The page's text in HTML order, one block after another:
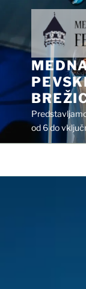
vsebino
od 6 do